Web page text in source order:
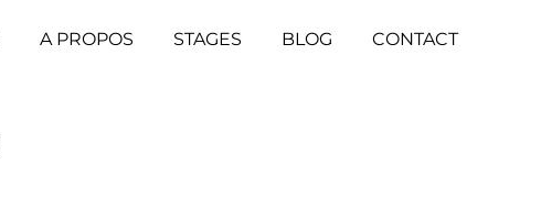
A PROPOS STAGES BLOG CONTACT